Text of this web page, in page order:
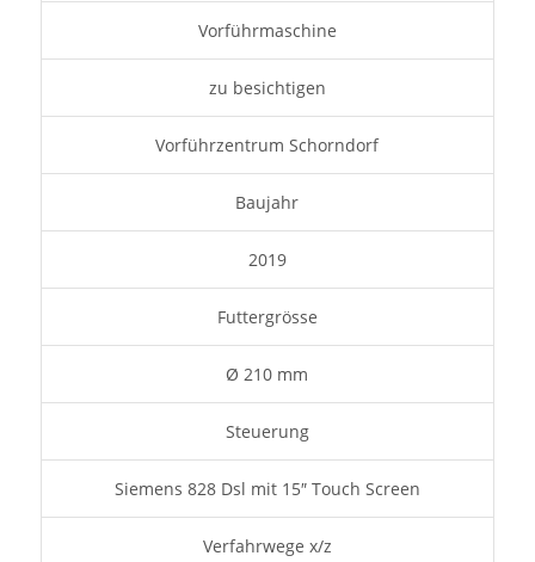
Vorführmaschine
zu besichtigen
Vorführzentrum Schorndorf
Baujahr
2019
Futtergrösse
Ø 210 mm
Steuerung
Siemens 828 Dsl mit 15″ Touch Screen
Verfahrwege x/z